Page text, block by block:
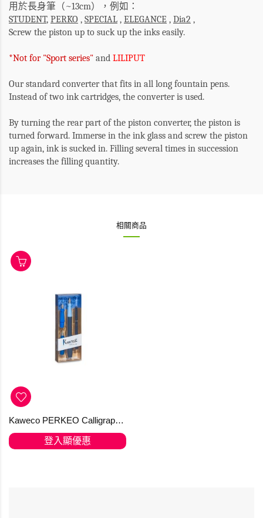
用於長身筆（~13cm），例如：
STUDENT, PERKO , SPECIAL , ELEGANCE , Dia2 ,
Screw the piston up to suck up the inks easily.
*Not for "Sport series" and LILIPUT
Our standard converter that fits in all long fountain pens.
Instead of two ink cartridges, the converter is used.
By turning the rear part of the piston converter, the piston is
turned forward. Immerse in the ink glass and screw the piston
up again, ink is sucked in. Filling several times in succession
increases the filling quantity.
相關商品
Kaweco PERKEO Calligraphy Set Blue
登入顯優惠